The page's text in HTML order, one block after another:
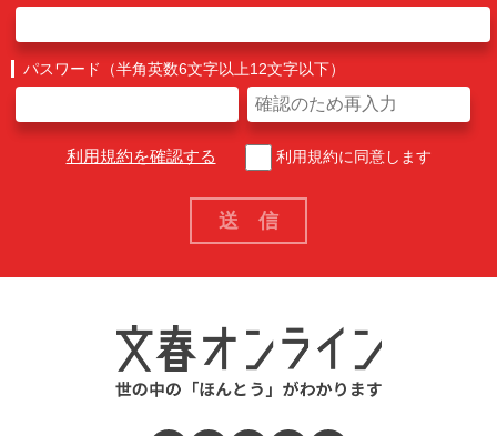
パスワード（半角英数6文字以上12文字以下）
利用規約を確認する 利用規約に同意します